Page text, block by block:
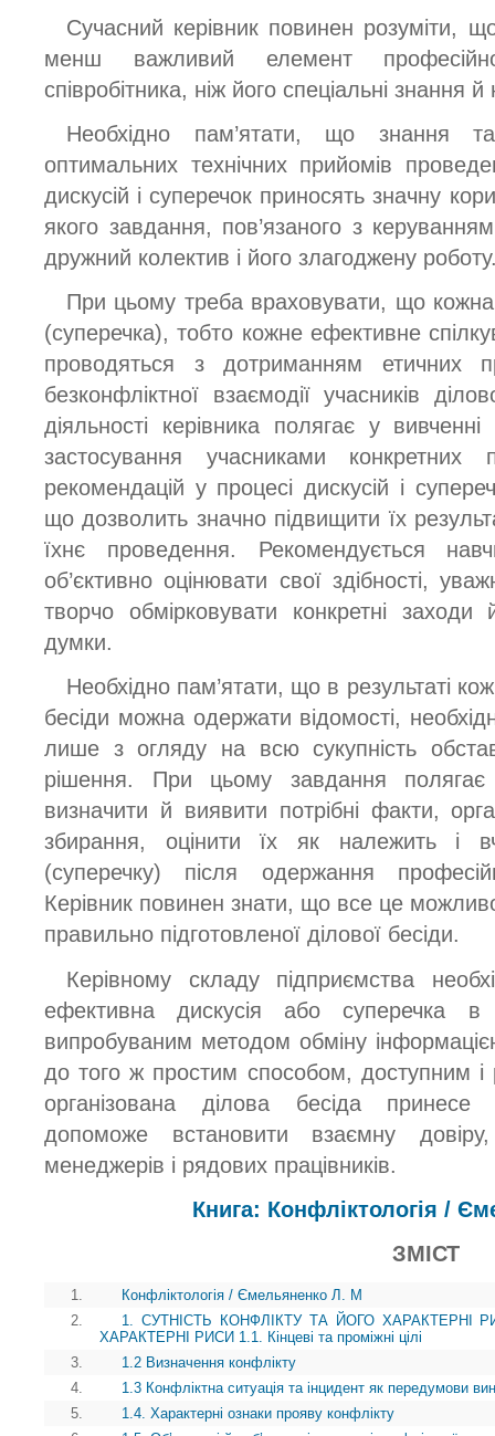
Сучасний керівник повинен розуміти,
менш важливий елемент
співробітника, ніж його спеціальні знання
Необхідно пам’ятати, що знання
оптимальних технічних прийомів
дискусій і суперечок приносять значну
якого завдання, пов’язаного з
дружний колектив і його злагоджену
При цьому треба враховувати, що
(суперечка), тобто кожне ефективне
проводяться з дотриманням етичних
безконфліктної взаємодії учасників
діяльності керівника полягає у
застосування учасниками конкретних
рекомендацій у процесі дискусій і
що дозволить значно підвищити їх
їхнє проведення. Рекомендується
об’єктивно оцінювати свої здібності,
творчо обмірковувати конкретні
думки.
Необхідно пам’ятати, що в результаті
бесіди можна одержати відомості,
лише з огляду на всю сукупність
рішення. При цьому завдання
визначити й виявити потрібні факти,
збирання, оцінити їх як належить і
(суперечку) після одержання
Керівник повинен знати, що все це
правильно підготовленої ділової бесіди.
Керівному складу підприємства
ефективна дискусія або суперечка в
випробуваним методом обміну
до того ж простим способом, доступним і
організована ділова бесіда принесе
допоможе встановити взаємну
менеджерів і рядових працівників.
Книга: Конфліктологія /
ЗМІСТ
1.
Конфліктологія / Ємельяненко Л. М
2.
1. СУТНІСТЬ КОНФЛІКТУ ТА ЙОГО ХАРАКТЕРНІ
ХАРАКТЕРНІ РИСИ 1.1. Кінцеві та проміжні цілі
3.
1.2 Визначення конфлікту
4.
1.3 Конфліктна ситуація та інцидент як передумови
5.
1.4. Характерні ознаки прояву конфлікту